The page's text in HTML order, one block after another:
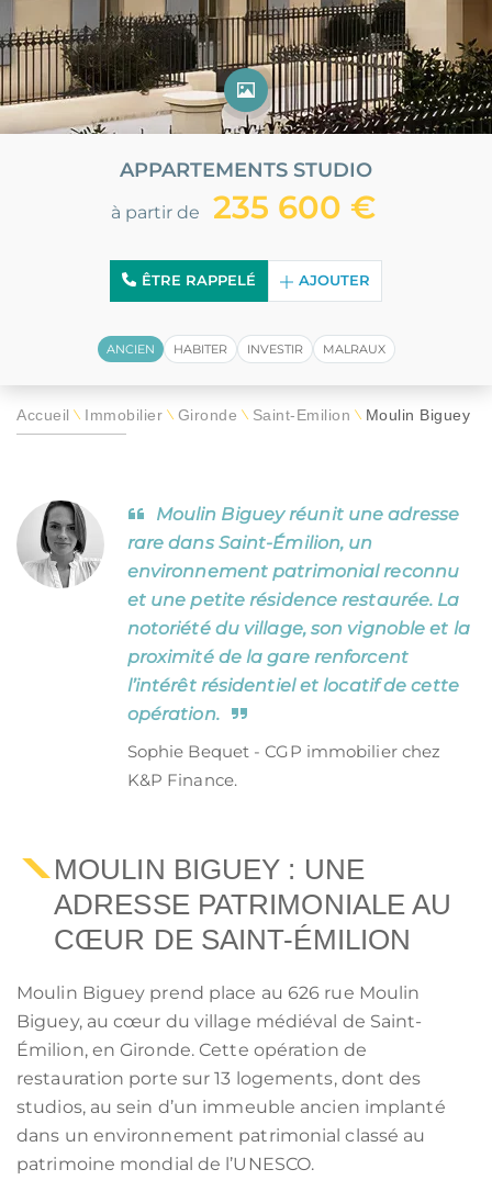
APPARTEMENTS STUDIO
à partir de 235 600 €
ÊTRE RAPPELÉ AJOUTER
ANCIEN HABITER INVESTIR MALRAUX
Accueil \ Immobilier \ Gironde \ Saint-Émilion \ Moulin Biguey
Moulin Biguey réunit une adresse
rare dans Saint-Émilion, un
environnement patrimonial reconnu
et une petite résidence restaurée. La
notoriété du village, son vignoble et la
proximité de la gare renforcent
l’intérêt résidentiel et locatif de cette
opération.
Sophie Bequet - CGP immobilier chez
K&P Finance.
MOULIN BIGUEY : UNE
ADRESSE PATRIMONIALE AU
CŒUR DE SAINT-ÉMILION
Moulin Biguey prend place au 626 rue Moulin
Biguey, au cœur du village médiéval de Saint-
Émilion, en Gironde. Cette opération de
restauration porte sur 13 logements, dont des
studios, au sein d’un immeuble ancien implanté
dans un environnement patrimonial classé au
patrimoine mondial de l’UNESCO.